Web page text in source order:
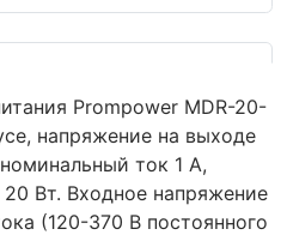
Prompower MDR-20-
напряжение на выходе
ток 1 A,
Вт. Входное напряжение
(120-370 В постоянного